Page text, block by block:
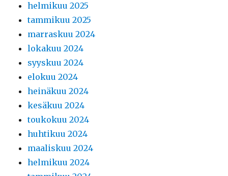
helmikuu 2025
tammikuu 2025
marraskuu 2024
lokakuu 2024
syyskuu 2024
elokuu 2024
heinäkuu 2024
kesäkuu 2024
toukokuu 2024
huhtikuu 2024
maaliskuu 2024
helmikuu 2024